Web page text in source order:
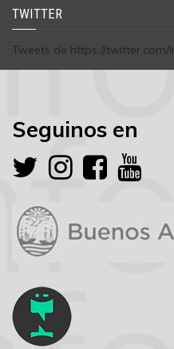
TWITTER
Tweets de https://twitter.com/
Seguinos en